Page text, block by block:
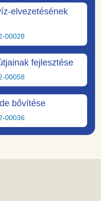
elvezetésének
00028
fejlesztése
00058
bővítése
00036